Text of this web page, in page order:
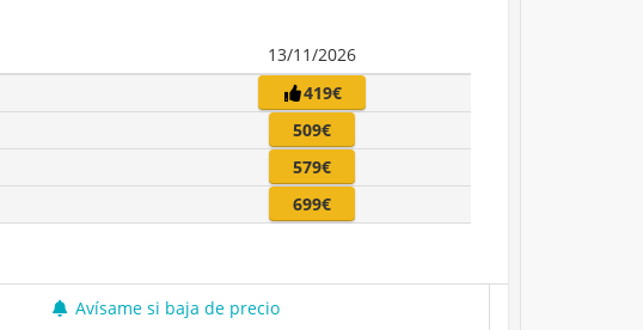
13/11/2026
419€
509€
579€
699€
Avísame si baja de precio